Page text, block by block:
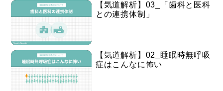
【気道解析】03_「歯科と医科
との連携体制」
【気道解析】02_睡眠時無呼吸
症はこんなに怖い